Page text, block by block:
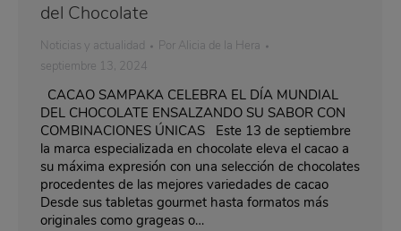
del Chocolate
Noticias y actualidad Por Alicia de la Hera
septiembre 13, 2024
CACAO SAMPAKA CELEBRA EL DÍA MUNDIAL
DEL CHOCOLATE ENSALZANDO SU SABOR CON
COMBINACIONES ÚNICAS Este 13 de septiembre
la marca especializada en chocolate eleva el cacao a
su máxima expresión con una selección de chocolates
procedentes de las mejores variedades de cacao
Desde sus tabletas gourmet hasta formatos más
originales como grageas o…